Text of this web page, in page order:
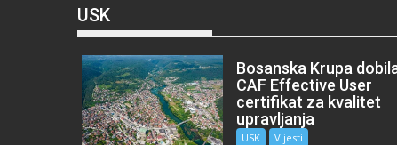
USK
Bosanska Krupa
CAF Effective User
certifikat za kvalitet
upravljanja
USK Vijesti